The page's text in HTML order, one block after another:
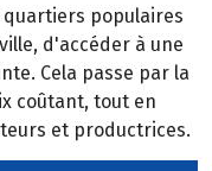
populaires
d'accéder à une
Cela passe par la
coûtant, tout en
et productrices.